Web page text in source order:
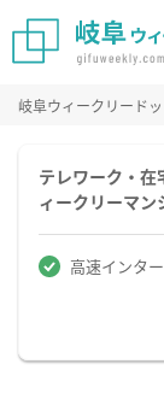
岐阜ウィークリード
テレワーク・
ィークリーマン
高速インタ